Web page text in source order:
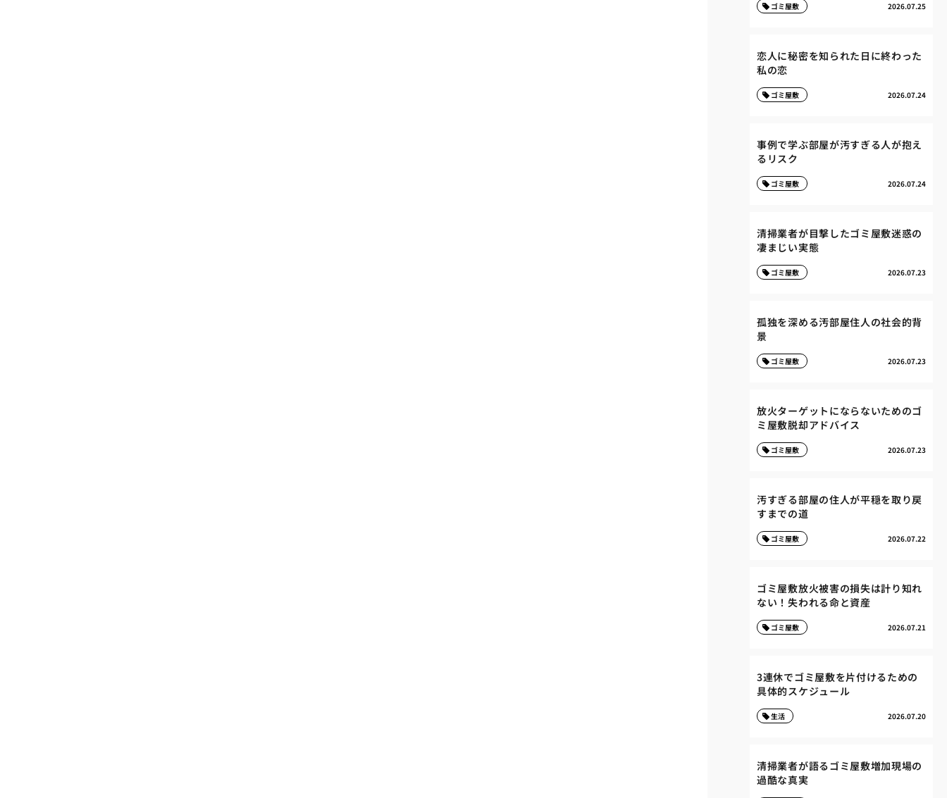
2026.07.25
ゴミ屋敷
恋人に秘密を知られた日に終わった
私の恋
2026.07.24
ゴミ屋敷
事例で学ぶ部屋が汚すぎる人が抱え
るリスク
2026.07.24
ゴミ屋敷
清掃業者が目撃したゴミ屋敷迷惑の
凄まじい実態
2026.07.23
ゴミ屋敷
孤独を深める汚部屋住人の社会的背
景
2026.07.23
ゴミ屋敷
放火ターゲットにならないためのゴ
ミ屋敷脱却アドバイス
2026.07.23
ゴミ屋敷
汚すぎる部屋の住人が平穏を取り戻
すまでの道
2026.07.22
ゴミ屋敷
ゴミ屋敷放火被害の損失は計り知れ
ない！失われる命と資産
2026.07.21
ゴミ屋敷
3連休でゴミ屋敷を片付けるための
具体的スケジュール
2026.07.20
生活
清掃業者が語るゴミ屋敷増加現場の
過酷な真実